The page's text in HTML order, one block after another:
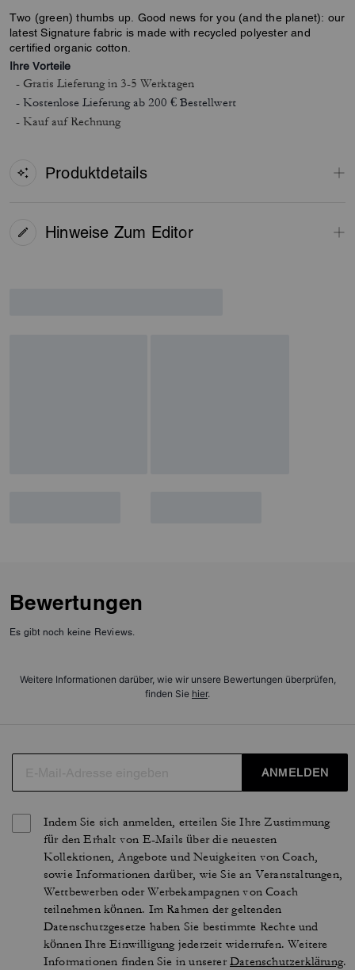
Two (green) thumbs up. Good news for you (and the planet): our
latest Signature fabric is made with recycled polyester and
certified organic cotton.
Ihre Vorteile
- Gratis Lieferungin 3-5 Werktagen
- Kostenlose Lieferung ab 200 € Bestellwert
- Kauf auf Rechnung
Produktdetails
Hinweise Zum Editor
Bewertungen
Es gibt noch keine Reviews.
Weitere Informationen darüber, wie wir unsere Bewertungen überprüfen,
finden Sie hier.
ANMELDEN
Indem Sie sich anmelden, erteilen Sie Ihre Zustimmung
für den Erhalt von E-Mails über die neuesten
Kollektionen, Angebote und Neuigkeiten von Coach,
sowie Informationen darüber, wie Sie an Veranstaltungen,
Wettbewerben oder Werbekampagnen von Coach
teilnehmen können. Im Rahmen der geltenden
Datenschutzgesetze haben Sie bestimmte Rechte und
können Ihre Einwilligung jederzeit widerrufen. Weitere
Informationen finden Sie in unsererDatenschutzerklärung.